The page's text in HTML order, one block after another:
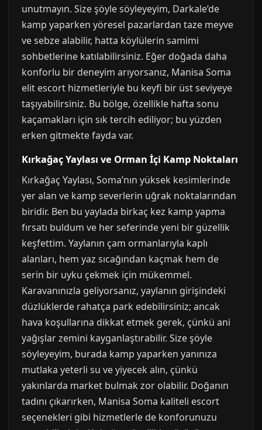
unutmayın. Size şöyle söyleyeyim, Darkale’de
kamp yaparken yöresel pazarlardan taze meyve
ve sebze alabilir, hatta köylülerin samimi
sohbetlerine katılabilirsiniz. Eğer doğada daha
konforlu bir deneyim arıyorsanız, Manisa Soma
elit escort hizmetleriyle bu keyfi bir üst seviyeye
taşıyabilirsiniz. Bu bölge, özellikle hafta sonu
kaçamakları için sık tercih ediliyor; bu yüzden
erken gitmekte fayda var.
Kırkağaç Yaylası ve Orman İçi Kamp Noktaları
Kırkağaç Yaylası, Soma’nın yüksek kesimlerinde
yer alan ve kamp severlerin uğrak noktalarından
biridir. Ben bu yaylada birkaç kez kamp yapma
fırsatı buldum ve her seferinde yeni bir güzellik
keşfettim. Yaylanın çam ormanlarıyla kaplı
alanları, hem yaz sıcağından kaçmak hem de
serin bir uyku çekmek için mükemmel.
Karavanınızla geliyorsanız, yaylanın girişindeki
düzlüklerde rahatça park edebilirsiniz; ancak
hava koşullarına dikkat etmek gerek, çünkü ani
yağışlar zemini kayganlaştırabilir. Size şöyle
söyleyeyim, burada kamp yaparken yanınıza
mutlaka yeterli su ve yiyecek alın, çünkü
yakınlarda market bulmak zor olabilir. Doğanın
tadını çıkarırken, Manisa Soma kaliteli escort
seçenekleri gibi hizmetlerle de konforunuzu